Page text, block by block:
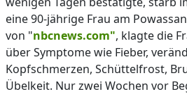
eine 90-jährige Frau am
von "nbcnews.com", klagte die
über Symptome wie Fieber,
Kopfschmerzen, Schüttelfrost,
Übelkeit. Nur zwei Wochen vor